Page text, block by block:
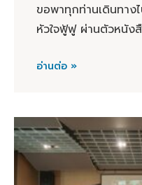
ขอพาทุกท่านเดินทาง
หัวใจฟู้ฟู ผ่านตัวหนัง
อ่านต่อ »